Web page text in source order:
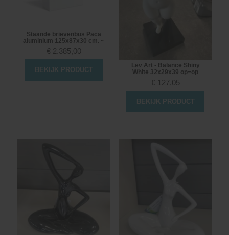
Staande brievenbus Paca
aluminium 125x87x30 cm. ~
€ 2.385,00
BEKIJK PRODUCT
Lev Art - Balance Shiny
White 32x29x39 op=op
€ 127,05
BEKIJK PRODUCT